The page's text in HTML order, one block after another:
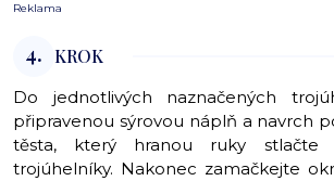
Reklama
4. KROK
Do jednotlivých naznačených
připravenou sýrovou náplň a navrch
těsta, který hranou ruky stlačte
trojúhelníky. Nakonec zamačkejte